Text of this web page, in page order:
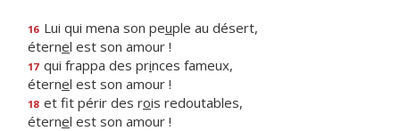
16 Lui qui mena son peuple au désert,
éternel est son amour !
17 qui frappa des princes fameux,
éternel est son amour !
18 et fit périr des rois redoutables,
éternel est son amour !